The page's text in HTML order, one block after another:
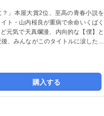
」本屋大賞2位、至高の青春小説を
ト・山内桜良が重病で余命いくばく
元気で天真爛漫、内向的な【僕】と
、みんながこのタイトルに涙した…
購入する